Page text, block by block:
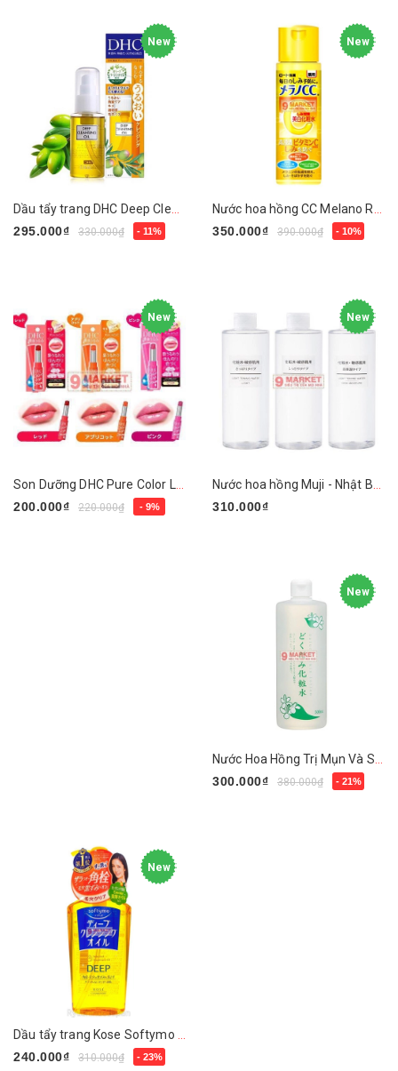
New
295.000₫
330.000₫ - 11%
New
350.000₫
390.000₫ - 10%
New
200.000₫
220.000₫ - 9%
New
310.000₫
New
300.000₫
380.000₫ - 21%
New
240.000₫
310.000₫ - 23%